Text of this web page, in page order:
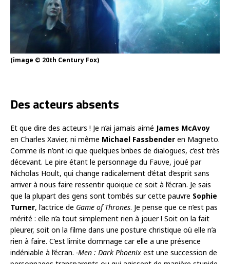
(image © 20th Century Fox)
Des acteurs absents
Et que dire des acteurs ! Je n’ai jamais aimé James McAvoy
en Charles Xavier, ni même Michael Fassbender en Magneto.
Comme ils n’ont ici que quelques bribes de dialogues, c’est très
décevant. Le pire étant le personnage du Fauve, joué par
Nicholas Hoult, qui change radicalement d’état d’esprit sans
arriver à nous faire ressentir quoique ce soit à l’écran. Je sais
que la plupart des gens sont tombés sur cette pauvre Sophie
Turner, l’actrice de Game of Thrones. Je pense que ce n’est pas
mérité : elle n’a tout simplement rien à jouer ! Soit on la fait
pleurer, soit on la filme dans une posture christique où elle n’a
rien à faire. C’est limite dommage car elle a une présence
indéniable à l’écran. -Men : Dark Phoenix est une succession de